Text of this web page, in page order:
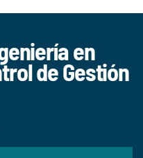
en
de Gestión